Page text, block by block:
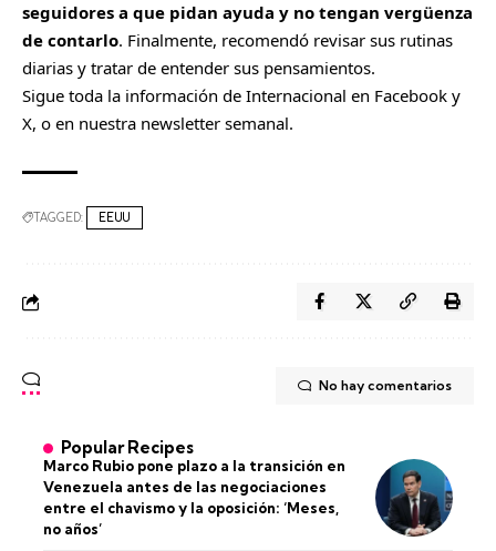
seguidores a que pidan ayuda y no tengan vergüenza
de contarlo. Finalmente, recomendó revisar sus rutinas
diarias y tratar de entender sus pensamientos.
Sigue toda la información de Internacional en Facebook y
X, o en nuestra newsletter semanal.
TAGGED: EEUU
No hay comentarios
Popular Recipes
Marco Rubio pone plazo a la transición en
Venezuela antes de las negociaciones
entre el chavismo y la oposición: ‘Meses,
no años’